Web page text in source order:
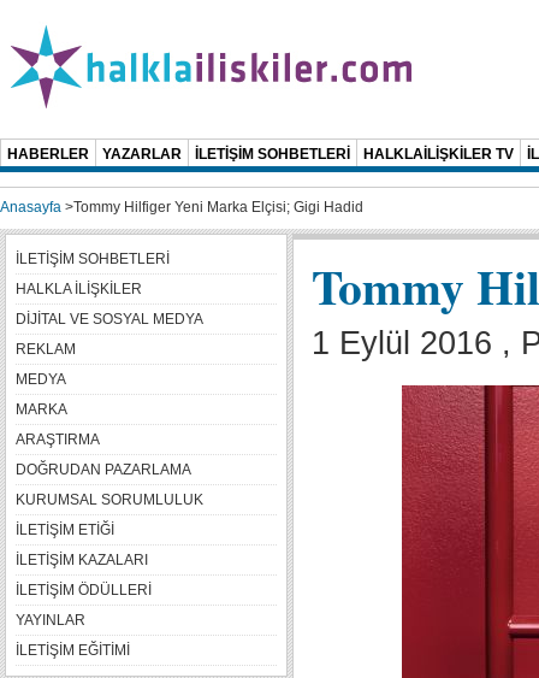
HABERLER YAZARLAR İLETİŞİM SOHBETLERİ HALKLAİLİŞKİLER TV
Anasayfa >Tommy Hilfiger Yeni Marka Elçisi; Gigi Hadid
Tommy
1 Eylül 2016 ,
İLETİŞİM SOHBETLERİ
HALKLA İLİŞKİLER
DİJİTAL VE SOSYAL MEDYA
REKLAM
MEDYA
MARKA
ARAŞTIRMA
DOĞRUDAN PAZARLAMA
KURUMSAL SORUMLULUK
İLETİŞİM ETİĞİ
İLETİŞİM KAZALARI
İLETİŞİM ÖDÜLLERİ
YAYINLAR
İLETİŞİM EĞİTİMİ